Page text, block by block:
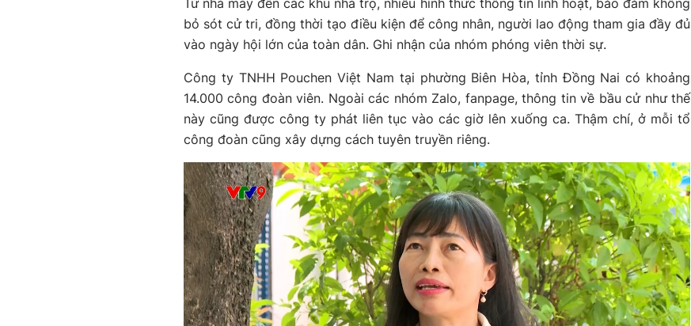
Từ nhà máy đến các khu nhà trọ, nhiều hình thức thông tin linh hoạt, bảo đảm không
bỏ sót cử tri, đồng thời tạo điều kiện để công nhân, người lao động tham gia đầy đủ
vào ngày hội lớn của toàn dân. Ghi nhận của nhóm phóng viên thời sự.
Công ty TNHH Pouchen Việt Nam tại phường Biên Hòa, tỉnh Đồng Nai có khoảng
14.000 công đoàn viên. Ngoài các nhóm Zalo, fanpage, thông tin về bầu cử như thế
này cũng được công ty phát liên tục vào các giờ lên xuống ca. Thậm chí, ở mỗi tổ
công đoàn cũng xây dựng cách tuyên truyền riêng.